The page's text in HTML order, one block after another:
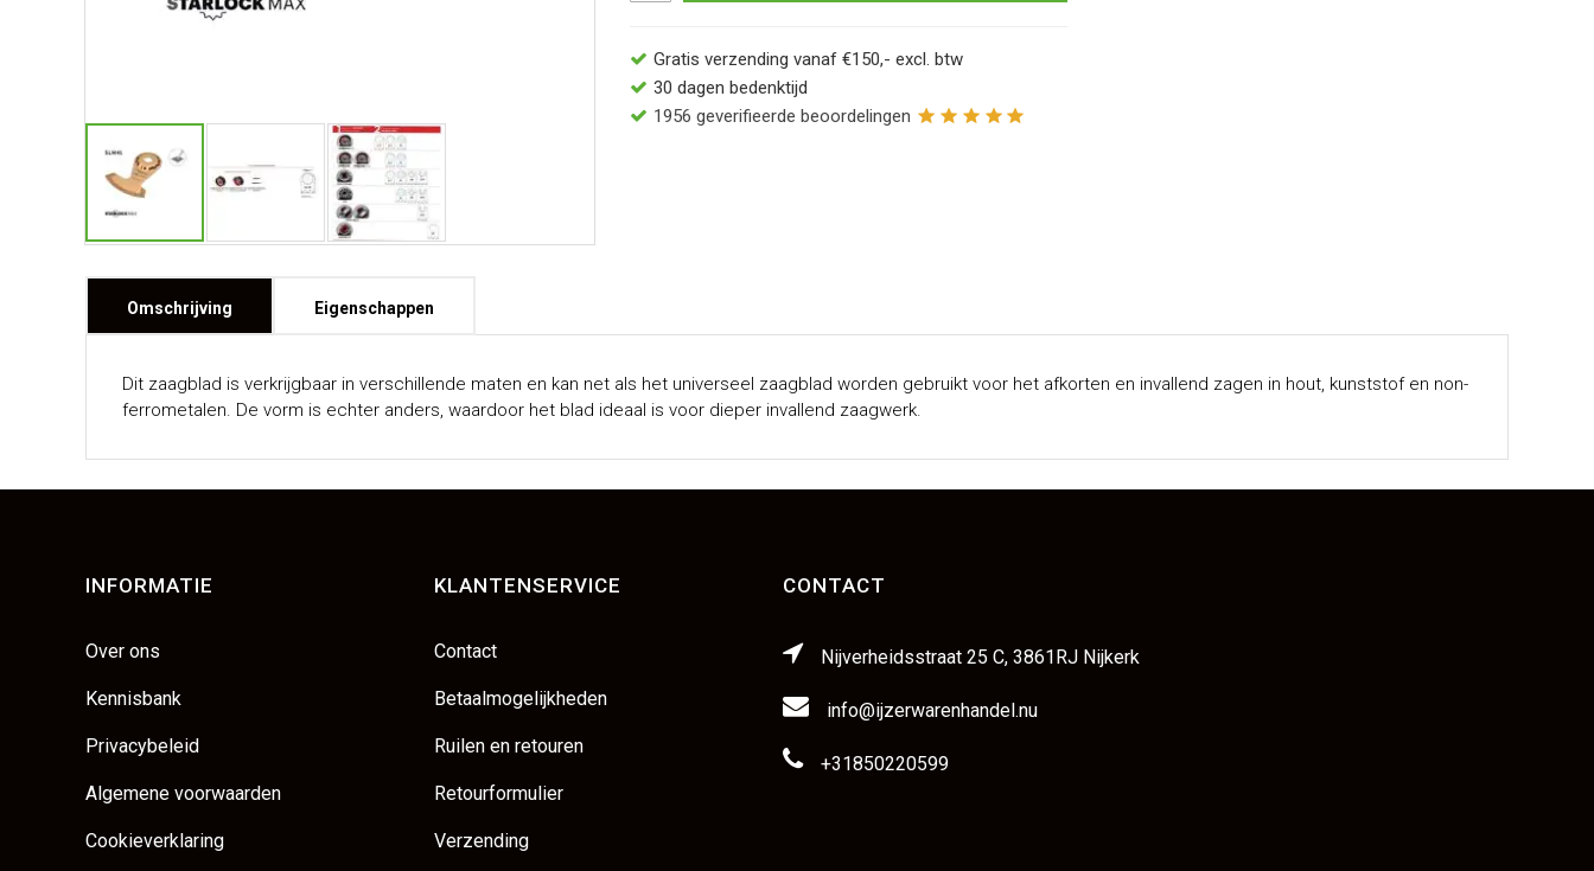
Gratis verzending vanaf €150,- excl. btw
30 dagen bedenktijd
1956 geverifieerde beoordelingen
Omschrijving
Dit zaagblad is verkrijgbaar in verschillende maten en kan net als het universeel zaagblad worden gebruikt voor het afkorten en invallend zagen in hout, kunststof en non-
ferrometalen. De vorm is echter anders, waardoor het blad ideaal is voor dieper invallend zaagwerk.
Eigenschappen
INFORMATIE
Over ons
Kennisbank
Privacybeleid
Algemene voorwaarden
Cookieverklaring
KLANTENSERVICE
Contact
Betaalmogelijkheden
Ruilen en retouren
Retourformulier
Verzending
CONTACT
Nijverheidsstraat 25 C, 3861RJ Nijkerk
info@ijzerwarenhandel.nu
+31850220599